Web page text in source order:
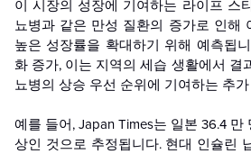
이 시장의 성장에 기여하는 라이프 스
뇨병과 같은 만성 질환의 증가로 인해
높은 성장률을 확대하기 위해 예측됩
화 증가, 이는 지역의 세습 생활에서 결
뇨병의 상승 우선 순위에 기여하는 추
예를 들어, Japan Times는 일본 36.4 만
상인 것으로 추정됩니다. 현대 인슐린